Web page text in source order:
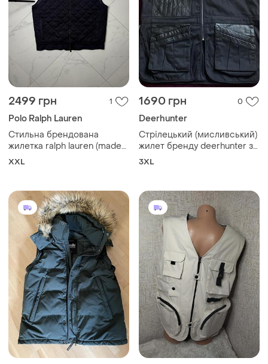
2499 грн 1
Polo Ralph Lauren
Стильна брендована
жилетка ralph lauren (made
in italy), розмір xxl
XXL
1690 грн 0
Deerhunter
Стрілецький (мисливський)
жилет бренду deerhunter зі
шкіряними вставками та
3XL